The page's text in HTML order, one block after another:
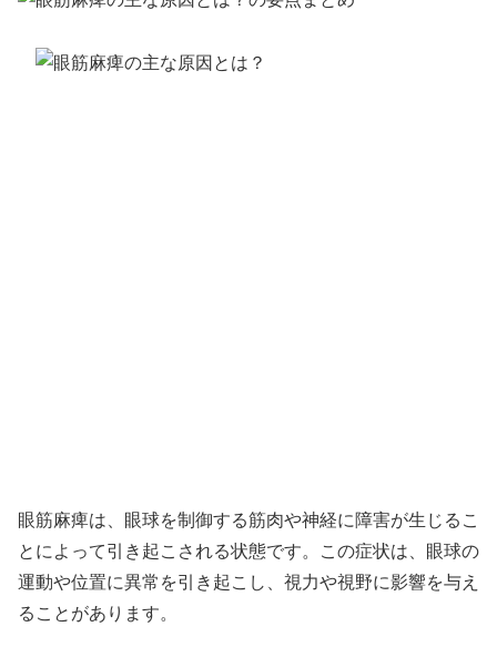
眼筋麻痺は、眼球を制御する筋肉や神経に障害が生じるこ
とによって引き起こされる状態です。この症状は、眼球の
運動や位置に異常を引き起こし、視力や視野に影響を与え
ることがあります。